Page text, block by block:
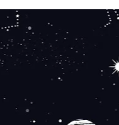
je dit ook